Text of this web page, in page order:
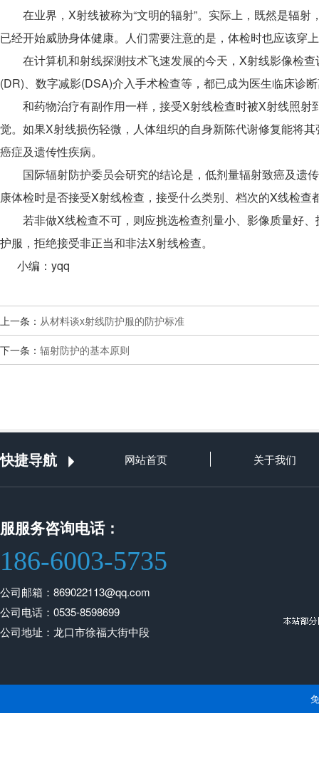
在业界，X射线被称为“文明的辐射”。实际上，既然是辐射
已经开始威胁身体健康。人们需要注意的是，体检时也应该穿
在计算机和射线探测技术飞速发展的今天，X射线影像检查
(DR)、数字减影(DSA)介入手术检查等，都已成为医生临床诊
和药物治疗有副作用一样，接受X射线检查时被X射线照射
觉。如果X射线损伤轻微，人体组织的自身新陈代谢修复能将
癌症及遗传性疾病。
国际辐射防护委员会研究的结论是，低剂量辐射致癌及遗
康体检时是否接受X射线检查，接受什么类别、档次的X线检查
若非做X线检查不可，则应挑选检查剂量小、影像质量好、
护服，拒绝接受非正当和非法X射线检查。
小编：yqq
上一条： 从材料谈x射线防护服的防护标准
下一条： 辐射防护的基本原则
快捷导航 网站首页 关于我们
服服务咨询电话：
186-6003-5735
公司邮箱：869022113@qq.com
公司电话：0535-8598699
公司地址：龙口市徐福大街中段